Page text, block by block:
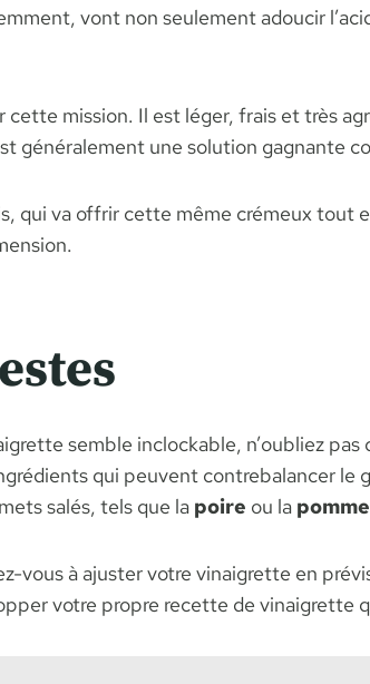
vont non seulement adoucir
mission. Il est léger, frais et très
une solution gagnante
qui va offrir cette même crémeux tout
semble inclockable, n’oubliez
qui peuvent contrebalancer
salés, tels que la poire ou la pomme
vous à ajuster votre vinaigrette en
votre propre recette de vinaigrette